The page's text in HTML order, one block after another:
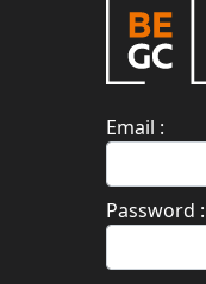
Email :
Password :